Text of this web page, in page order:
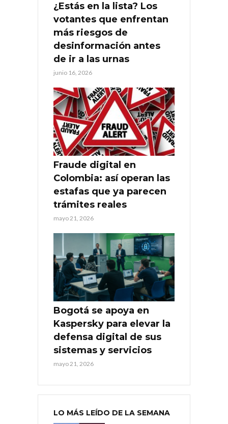
¿Estás en la lista? Los
votantes que enfrentan
más riesgos de
desinformación antes
de ir a las urnas
junio 16, 2026
Fraude digital en
Colombia: así operan las
estafas que ya parecen
trámites reales
mayo 21, 2026
Bogotá se apoya en
Kaspersky para elevar la
defensa digital de sus
sistemas y servicios
mayo 21, 2026
LO MÁS LEÍDO DE LA SEMANA